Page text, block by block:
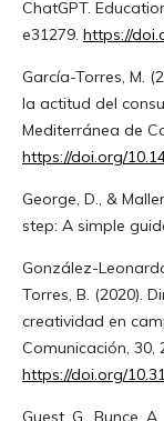
ChatGPT.
e31279. https://
García-Torres, M.
la actitud del
Mediterránea de
https://doi.org/
George, D., &
step: A simple
González-
Torres, B. (2020).
creatividad en
Comunicación, 30,
https://doi.org/
Guest, G., Bunce,